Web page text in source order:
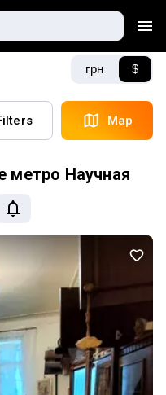
грн $
Map
метро Научная